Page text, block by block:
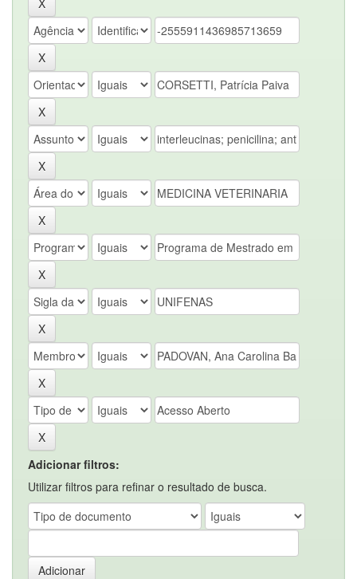
Adicionar filtros:
Utilizar filtros para refinar o resultado de busca.